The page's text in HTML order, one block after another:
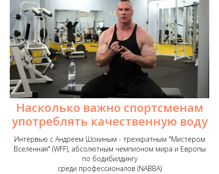
Насколько важно спортсменам
употреблять качественную воду
Интервью с Андреем Шокиным - трехкратным "Мистером
Вселенная" (WFF), абсолютным чемпионом мира и Европы
по бодибилдингу
среди профессионалов (NABBA)